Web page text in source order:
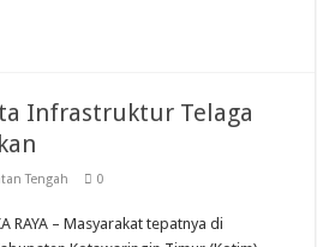
Infrastruktur Telaga
Tengah 0
RAYA – Masyarakat tepatnya di